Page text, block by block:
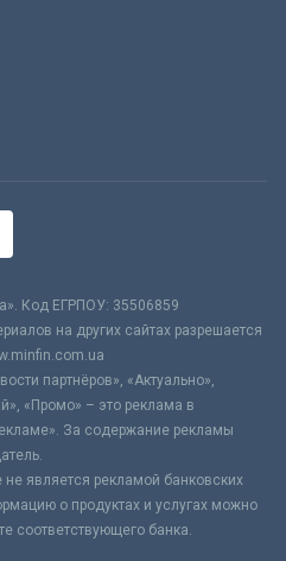
Код ЕГРПОУ: 35506859
на других сайтах разрешается
партнёров», «Актуально»,
«Промо» – это реклама в
За содержание рекламы
является рекламой банковских
о продуктах и услугах можно
соответствующего банка.